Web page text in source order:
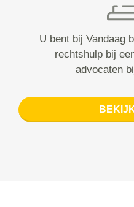
U bent bij Vandaag
rechtshulp bij
advocaten